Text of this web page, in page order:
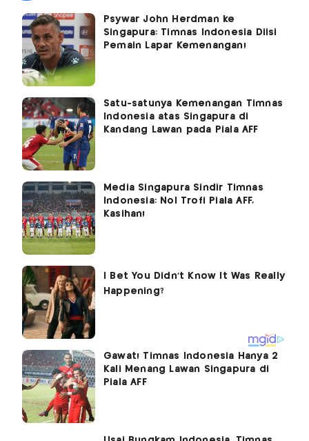
Psywar John Herdman ke
Singapura: Timnas Indonesia Diisi
Pemain Lapar Kemenangan!
Satu-satunya Kemenangan Timnas
Indonesia atas Singapura di
Kandang Lawan pada Piala AFF
Media Singapura Sindir Timnas
Indonesia: Nol Trofi Piala AFF,
Kasihan!
Gawat! Timnas Indonesia Hanya 2
Kali Menang Lawan Singapura di
Piala AFF